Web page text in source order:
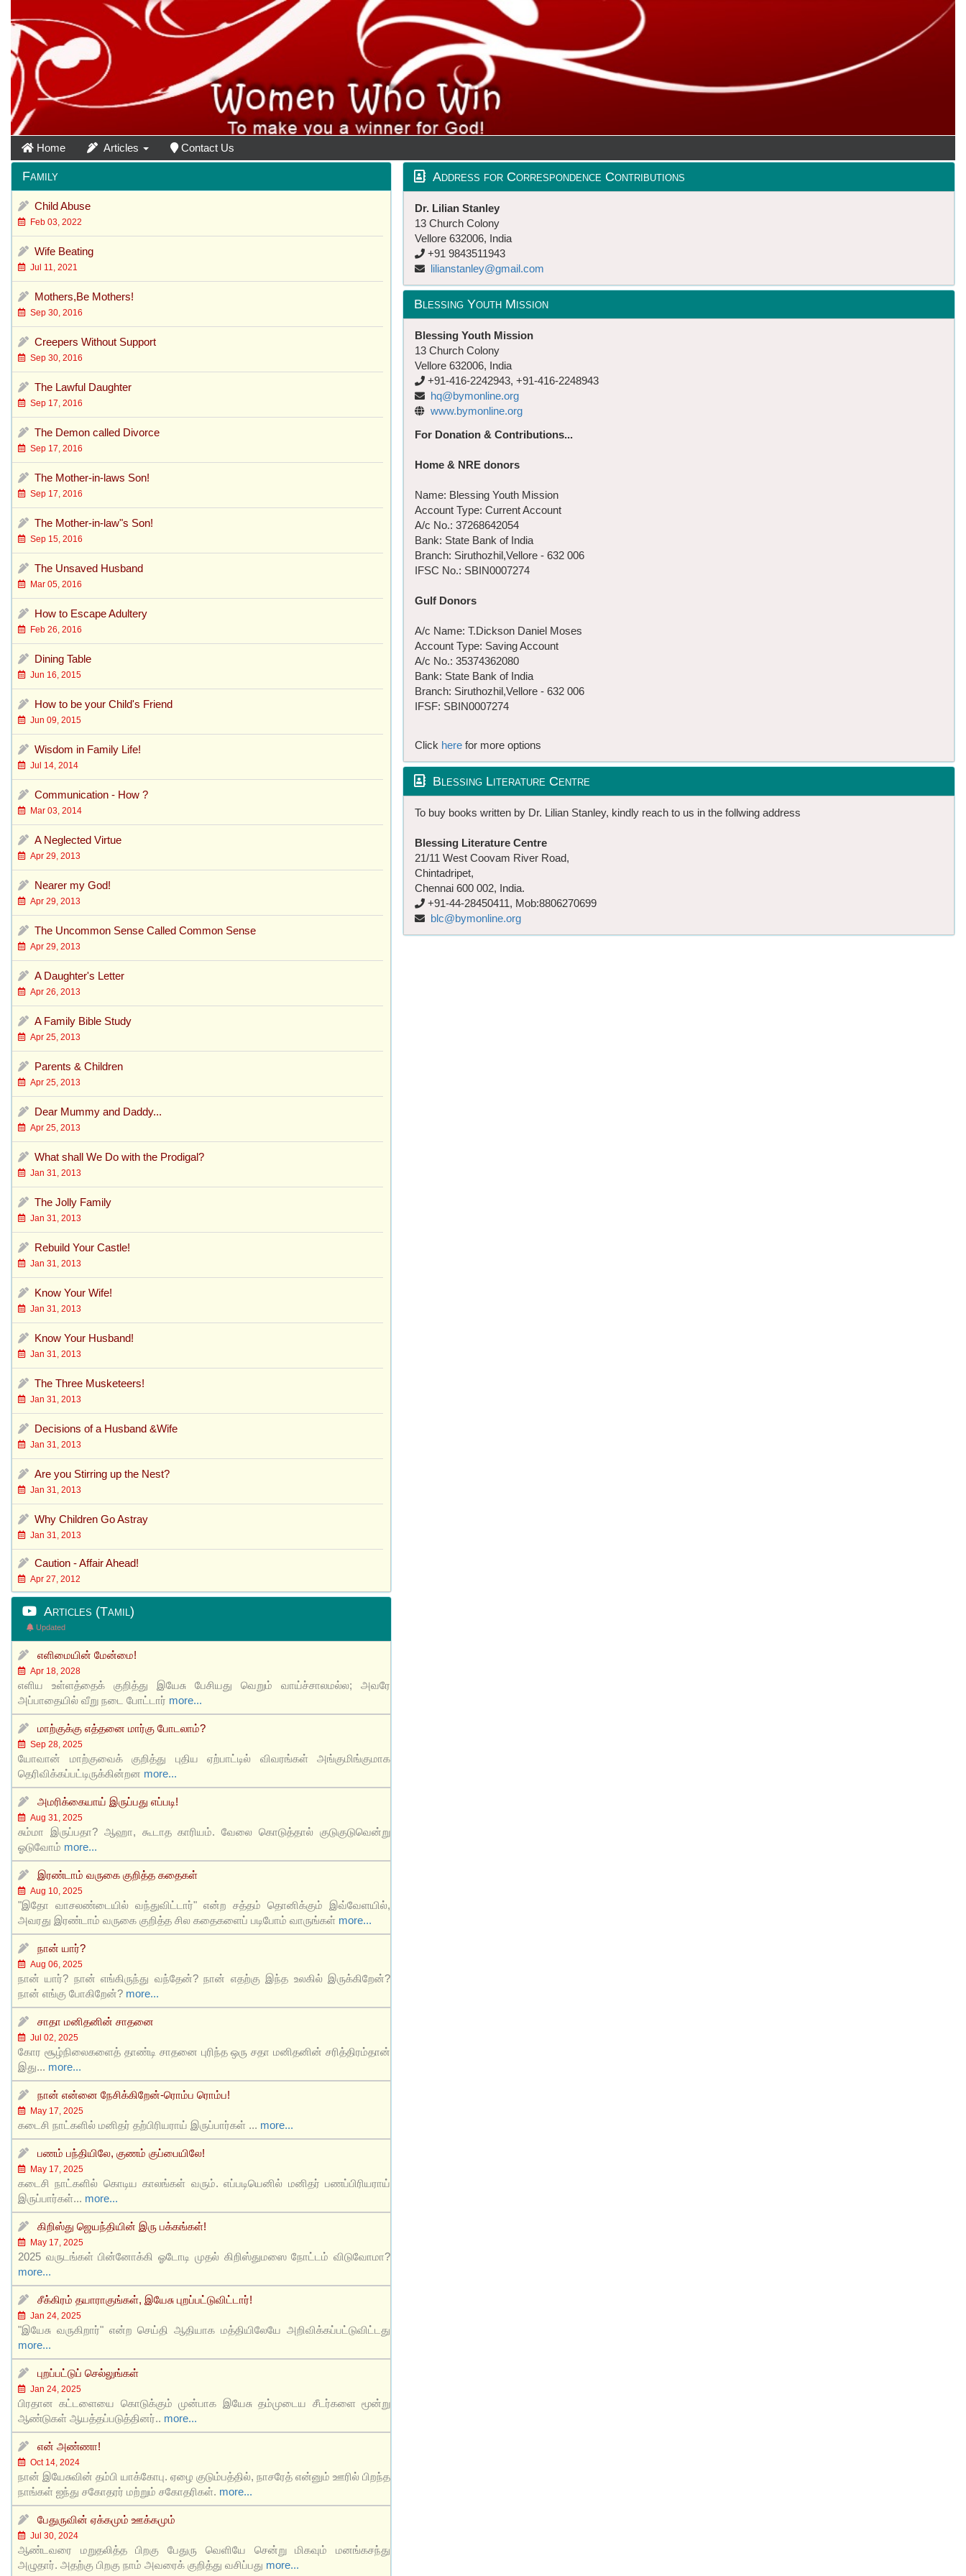
Home Articles Contact Us
Family
Child Abuse
Feb 03, 2022
Wife Beating
Jul 11, 2021
Mothers,Be Mothers!
Sep 30, 2016
Creepers Without Support
Sep 30, 2016
The Lawful Daughter
Sep 17, 2016
The Demon called Divorce
Sep 17, 2016
The Mother-in-laws Son!
Sep 17, 2016
The Mother-in-law"s Son!
Sep 15, 2016
The Unsaved Husband
Mar 05, 2016
How to Escape Adultery
Feb 26, 2016
Dining Table
Jun 16, 2015
How to be your Child's Friend
Jun 09, 2015
Wisdom in Family Life!
Jul 14, 2014
Communication - How ?
Mar 03, 2014
A Neglected Virtue
Apr 29, 2013
Nearer my God!
Apr 29, 2013
The Uncommon Sense Called Common Sense
Apr 29, 2013
A Daughter's Letter
Apr 26, 2013
A Family Bible Study
Apr 25, 2013
Parents & Children
Apr 25, 2013
Dear Mummy and Daddy...
Apr 25, 2013
What shall We Do with the Prodigal?
Jan 31, 2013
The Jolly Family
Jan 31, 2013
Rebuild Your Castle!
Jan 31, 2013
Know Your Wife!
Jan 31, 2013
Know Your Husband!
Jan 31, 2013
The Three Musketeers!
Jan 31, 2013
Decisions of a Husband &Wife
Jan 31, 2013
Are you Stirring up the Nest?
Jan 31, 2013
Why Children Go Astray
Jan 31, 2013
Caution - Affair Ahead!
Apr 27, 2012
Articles (Tamil)
Updated
எளிமையின் மேன்மை!
Apr 18, 2028
எளிய உள்ளத்தைக் குறித்து இயேசு பேசியது வெறும் வாய்ச்சாலமல்ல; அவரே
அப்பாதையில் வீறு நடை போட்டார் more...
மாற்குக்கு எத்தனை மார்கு போடலாம்?
Sep 28, 2025
யோவான் மாற்குவைக் குறித்து புதிய ஏற்பாட்டில் விவரங்கள் அங்குமிங்குமாக
தெரிவிக்கப்பட்டிருக்கின்றன more...
அமரிக்கையாய் இருப்பது எப்படி!
Aug 31, 2025
சும்மா இருப்பதா? ஆஹா, கூடாத காரியம். வேலை கொடுத்தால் குடுகுடுவென்று
ஓடுவோம் more...
இரண்டாம் வருகை குறித்த கதைகள்
Aug 10, 2025
"இதோ வாசலண்டையில் வந்துவிட்டார்" என்ற சத்தம் தொனிக்கும் இவ்வேளயில்,
அவரது இரண்டாம் வருகை குறித்த சில கதைகளைப் படிபோம் வாருங்கள் more...
நான் யார்?
Aug 06, 2025
நான் யார்? நான் எங்கிருந்து வந்தேன்? நான் எதற்கு இந்த உலகில் இருக்கிறேன்?
நான் எங்கு போகிறேன்? more...
சாதா மனிதனின் சாதனை
Jul 02, 2025
கோர சூழ்நிலைகளைத் தாண்டி சாதனை புரிந்த ஒரு சதா மனிதனின் சரித்திரம்தான்
இது... more...
நான் என்னை நேசிக்கிறேன்-ரொம்ப ரொம்ப!
May 17, 2025
கடைசி நாட்களில் மனிதர் தற்பிரியராய் இருப்பார்கள் ... more...
பணம் பந்தியிலே, குணம் குப்பையிலே!
May 17, 2025
கடைசி நாட்களில் கொடிய காலங்கள் வரும். எப்படியெனில் மனிதர் பணப்பிரியராய்
இருப்பார்கள்... more...
கிறிஸ்து ஜெயந்தியின் இரு பக்கங்கள்!
May 17, 2025
2025 வருடங்கள் பின்னோக்கி ஓடோடி முதல் கிறிஸ்துமஸை நோட்டம் விடுவோமா?
more...
சீக்கிரம் தயாராகுங்கள், இயேசு புறப்பட்டுவிட்டார்!
Jan 24, 2025
"இயேசு வருகிறார்" என்ற செய்தி ஆதியாக மத்தியிலேயே அறிவிக்கப்பட்டுவிட்டது
more...
புறப்பட்டுப் செல்லுங்கள்
Jan 24, 2025
பிரதான கட்டளையை கொடுக்கும் முன்பாக இயேசு தம்முடைய சீடர்களை மூன்று
ஆண்டுகள் ஆயத்தப்படுத்தினர்.. more...
என் அண்ணா!
Oct 14, 2024
நான் இயேசுவின் தம்பி யாக்கோபு. ஏழை குடும்பத்தில், நாசரேத் என்னும் ஊரில் பிறந்த
நாங்கள் ஐந்து சகோதரர் மற்றும் சகோதரிகள். more...
பேதுருவின் ஏக்கமும் ஊக்கமும்
Jul 30, 2024
ஆண்டவரை மறுதலித்த பிறகு பேதுரு வெளியே சென்று மிகவும் மனங்கசந்து
அழுதார். அதற்கு பிறகு நாம் அவரைக் குறித்து வசிப்பது more...
Address for Correspondence Contributions
Dr. Lilian Stanley
13 Church Colony
Vellore 632006, India
+91 9843511943
lilianstanley@gmail.com
Blessing Youth Mission
Blessing Youth Mission
13 Church Colony
Vellore 632006, India
+91-416-2242943, +91-416-2248943
hq@bymonline.org
www.bymonline.org
For Donation & Contributions...
Home & NRE donors
Name: Blessing Youth Mission
Account Type: Current Account
A/c No.: 37268642054
Bank: State Bank of India
Branch: Siruthozhil,Vellore - 632 006
IFSC No.: SBIN0007274
Gulf Donors
A/c Name: T.Dickson Daniel Moses
Account Type: Saving Account
A/c No.: 35374362080
Bank: State Bank of India
Branch: Siruthozhil,Vellore - 632 006
IFSF: SBIN0007274
Click here for more options
Blessing Literature Centre
To buy books written by Dr. Lilian Stanley, kindly reach to us in the follwing address
Blessing Literature Centre
21/11 West Coovam River Road,
Chintadripet,
Chennai 600 002, India.
+91-44-28450411, Mob:8806270699
blc@bymonline.org